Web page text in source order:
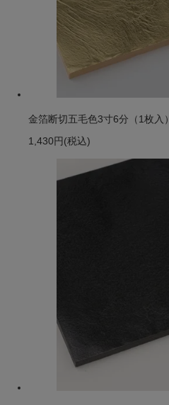
金箔断切五毛色3寸6分（1枚入）
1,430円 (税込)